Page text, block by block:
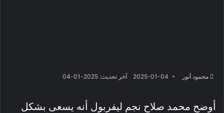
محمود أنور 2025-01-04 آخر تحديث: 2025-01-04
أوضح محمد صلاح نجم ليفربول أنه يسعى بشكل